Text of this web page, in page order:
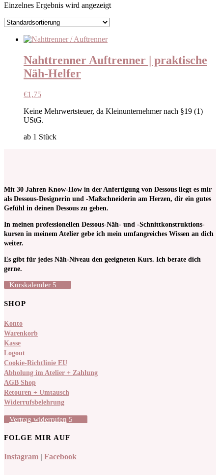
Einzelnes Ergebnis wird angezeigt
Nahttrenner Auftrenner | praktische
Näh-Helfer
€1,75
Keine Mehrwertsteuer, da Kleinunternehmer nach §19 (1)
UStG.
ab 1 Stück
Mit 30 Jahren Know-How in der Anfertigung von Dessous liegt es mir
als Dessous-Designerin und -Maßschneiderin am Herzen, dir ein gutes
Gefühl in deinen Dessous zu geben.
In meinen pro­fessionellen Dessous-Näh- und -Schnitt­kon­struktions­
kursen in meinem Atelier gebe ich mein umfangreiches Wissen an dich
weiter.
Es gibt für jedes Näh-Niveau den geeigneten Kurs. Ich berate dich
gerne.
Kurskalender
SHOP
Konto
Warenkorb
Kasse
Logout
Cookie-Richtlinie EU
Abholung im Atelier + Zahlung
AGB Shop
Retouren + Umtausch
Widerrufsbelehrung
Vertrag widerrufen
FOLGE MIR AUF
Instagram | Facebook